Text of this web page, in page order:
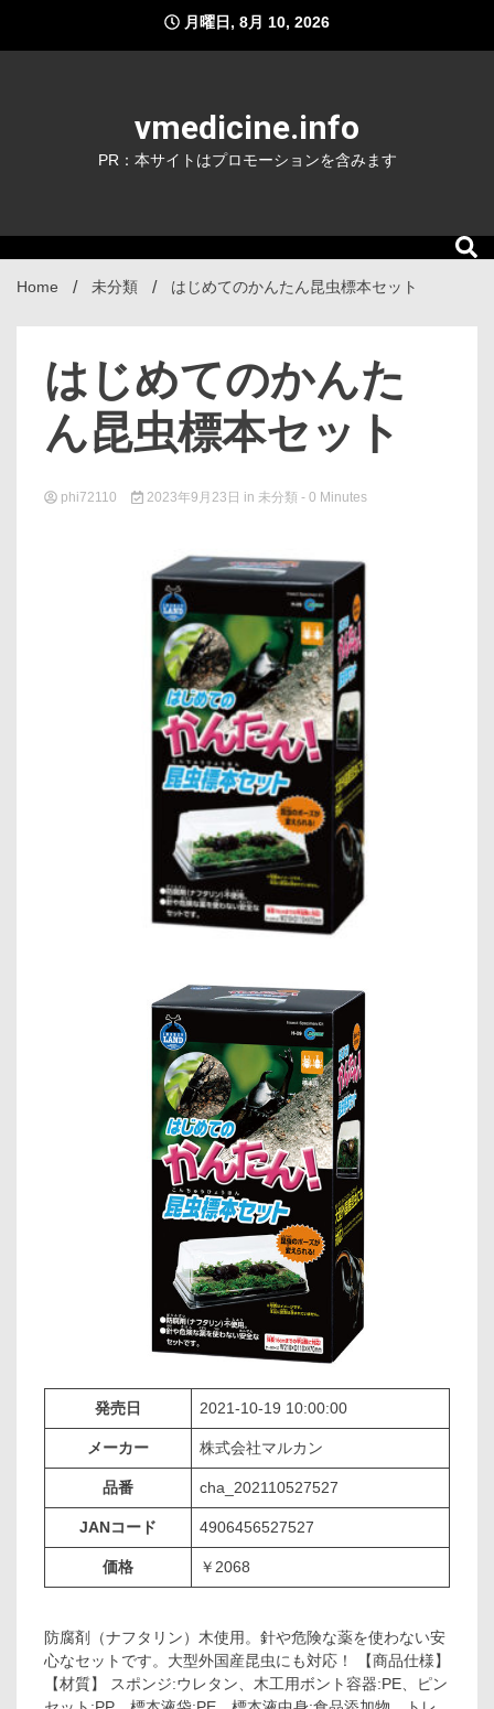
content
月曜日, 8月 10, 2026
vmedicine.info
PR：本サイトはプロモーションを含みます
Home 未分類 はじめてのかんたん昆虫標本セット
はじめてのかんた
ん昆虫標本セット
phi72110 2023年9月23日 in 未分類 - 0 Minutes
発売日 2021-10-19 10:00:00
メーカー 株式会社マルカン
品番 cha_202110527527
JANコード 4906456527527
価格 ￥2068
防腐剤（ナフタリン）木使用。針や危険な薬を使わない安
心なセットです。大型外国産昆虫にも対応！ 【商品仕様】
【材質】 スポンジ:ウレタン、木工用ボント容器:PE、ピン